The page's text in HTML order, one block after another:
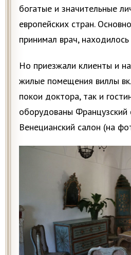
богатые и значительные
европейских стран.
принимал врач,
Но приезжали клиенты и
жилые помещения виллы
покои доктора, так и
оборудованы Французский
Венецианский салон (на